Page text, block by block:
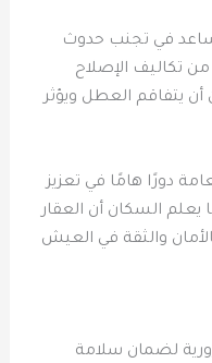
في تجنب حدوث
تكاليف الإصلاح
أن يتفاقم العطل ويؤثر
دورًا هامًا في تعزيز
السكان أن العقار
والثقة في العيش
لضمان سلامة